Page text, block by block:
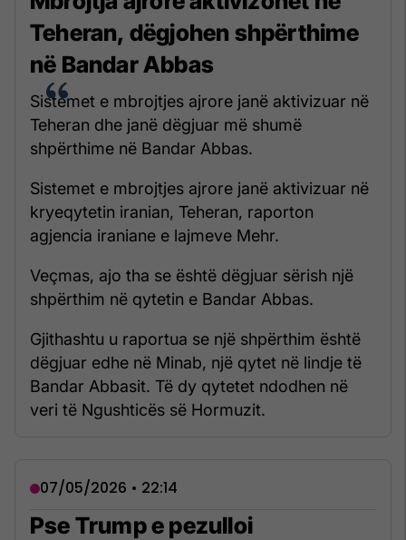
Teheran, dëgjohen shpërthime
në Bandar Abbas
Sistemet e mbrojtjes ajrore janë aktivizuar në
Teheran dhe janë dëgjuar më shumë
shpërthime në Bandar Abbas.
Sistemet e mbrojtjes ajrore janë aktivizuar në
kryeqytetin iranian, Teheran, raporton
agjencia iraniane e lajmeve Mehr.
Veçmas, ajo tha se është dëgjuar sërish një
shpërthim në qytetin e Bandar Abbas.
Gjithashtu u raportua se një shpërthim është
dëgjuar edhe në Minab, një qytet në lindje të
Bandar Abbasit. Të dy qytetet ndodhen në
veri të Ngushticës së Hormuzit.
07/05/2026 • 22:14
Pse Trump e pezulloi